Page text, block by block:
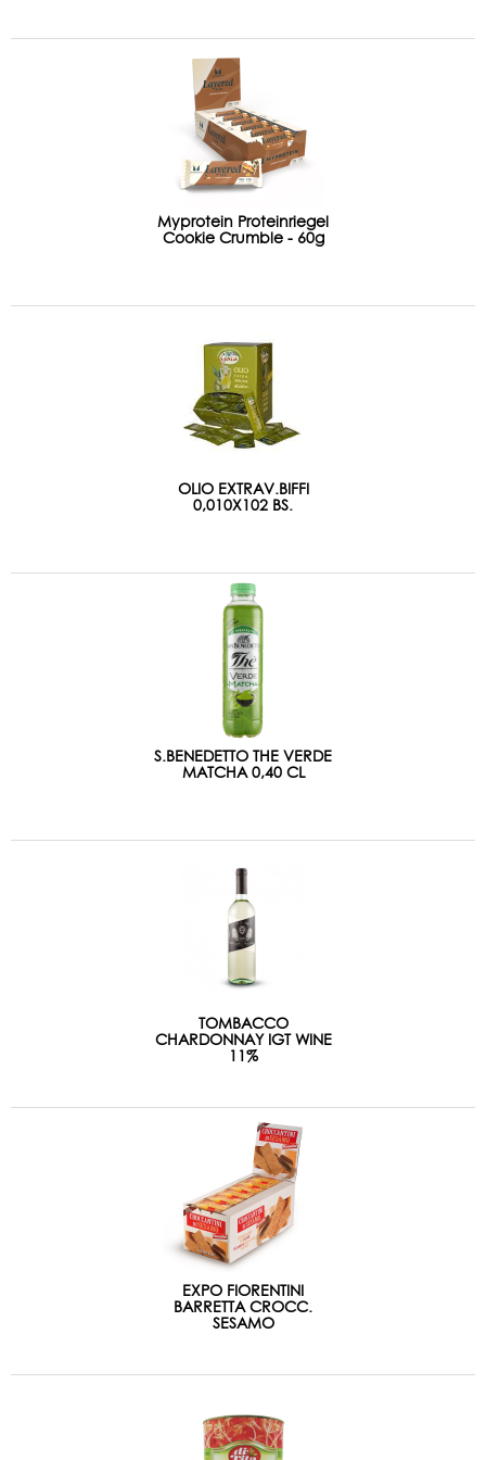
Myprotein Proteinriegel
Cookie Crumble - 60g
OLIO EXTRAV.BIFFI
0,010X102 BS.
S.BENEDETTO THE VERDE
MATCHA 0,40 CL
TOMBACCO
CHARDONNAY IGT WINE
11%
EXPO FIORENTINI
BARRETTA CROCC.
SESAMO